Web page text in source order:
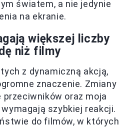
światem, a nie jedynie
na ekranie.
większej liczby
niż filmy
z dynamiczną akcją,
znaczenie. Zmiany
oraz moja
szybkiej reakcji.
do filmów, w których